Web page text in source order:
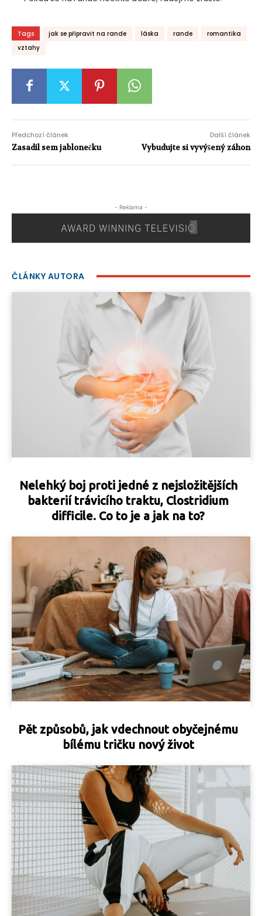
Tags jak se připravit na rande láska rande
romantika
vztahy
Předchozí článek
Zasadil sem jablonečku
Další článek
Vybudujte si vyvýšený záhon
- Reklama -
ČLÁNKY AUTORA
Nelehký boj proti jedné z nejsložitějších
bakterií trávicího traktu, Clostridium
difficile. Co to je a jak na to?
Pět způsobů, jak vdechnout obyčejnému
bílému tričku nový život